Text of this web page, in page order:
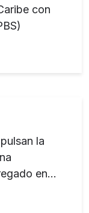
con
la
en